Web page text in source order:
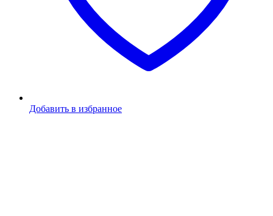
Добавить в избранное